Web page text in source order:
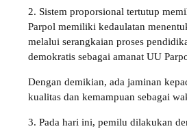
2. Sistem proporsional tertutup
Parpol memiliki kedaulatan
melalui serangkaian proses
demokratis sebagai amanat UU
Dengan demikian, ada jaminan
kualitas dan kemampuan sebagai
3. Pada hari ini, pemilu dilakukan